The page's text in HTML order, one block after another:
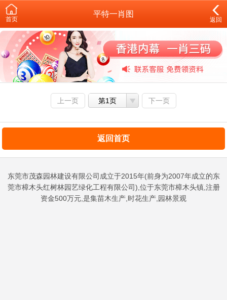
首页
平特一肖图
返回
上一页 第1页 下一页
返回首页
东莞市茂森园林建设有限公司成立于2015年(前身为2007年成立的东
莞市樟木头红树林园艺绿化工程有限公司),位于东莞市樟木头镇,注册
资金500万元,是集苗木生产,时花生产,园林景观